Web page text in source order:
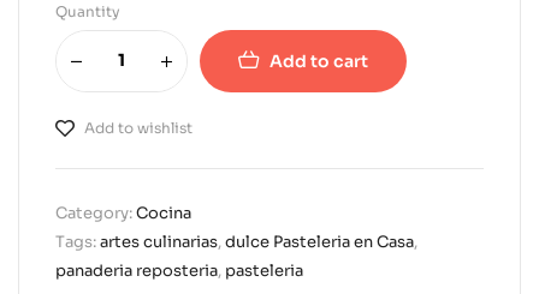
Quantity
Add to cart
Add to wishlist
A
l
e
n
a
t
Category:Cocina
Tags:artes culinarias,dulce Pasteleria en Casa,
panaderia reposteria, pasteleria